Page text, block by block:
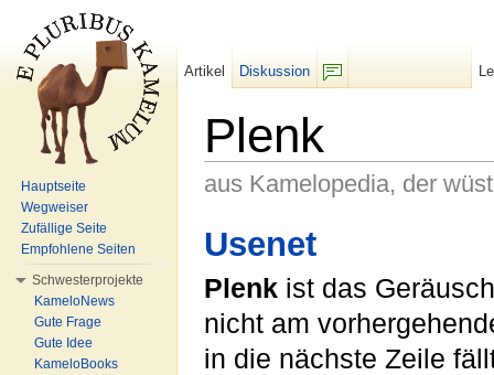
Plenk
aus Kamelopedia, der
Usenet
Plenk ist das
nicht am
in die nächste Zeile
Artikel
Diskussion
Hauptseite
Wegweiser
Zufällige Seite
Empfohlene Seiten
Schwesterprojekte
KameloNews
Gute Frage
Gute Idee
KameloBooks